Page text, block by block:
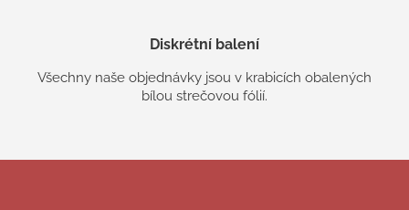
Diskrétní balení
Všechny naše objednávky jsou v krabicích obalených
bílou strečovou fólií.